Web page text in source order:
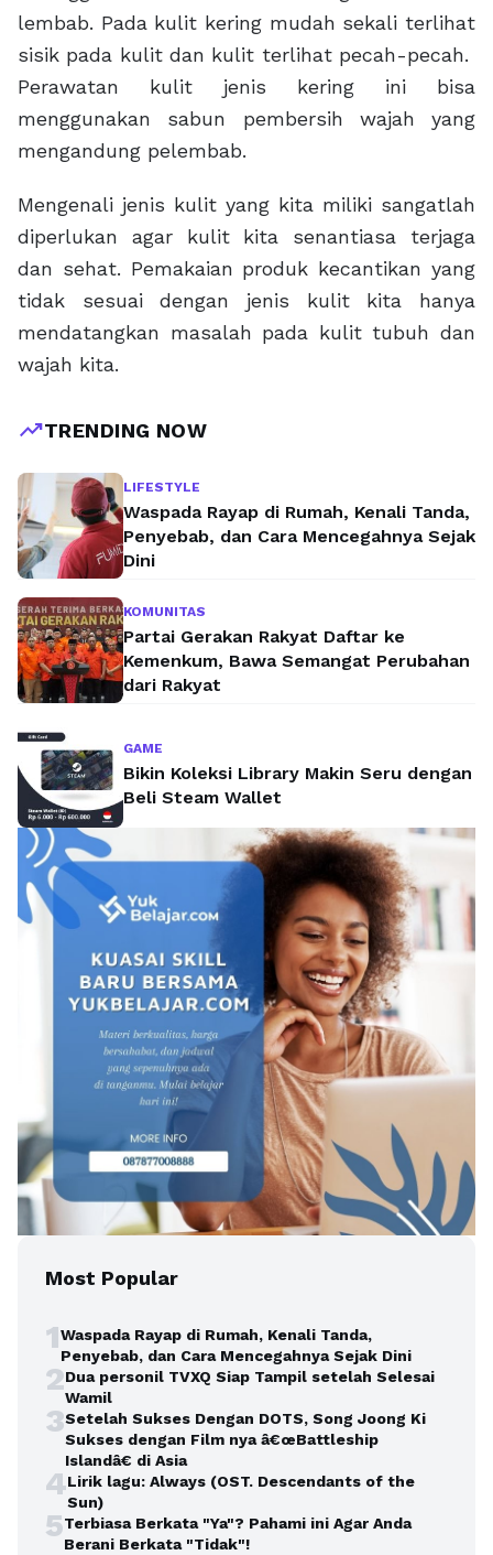
lembab. Pada kulit kering mudah sekali terlihat
sisik pada kulit dan kulit terlihat pecah-pecah.
Perawatan kulit jenis kering ini bisa
menggunakan sabun pembersih wajah yang
mengandung pelembab.
Mengenali jenis kulit yang kita miliki sangatlah
diperlukan agar kulit kita senantiasa terjaga
dan sehat. Pemakaian produk kecantikan yang
tidak sesuai dengan jenis kulit kita hanya
mendatangkan masalah pada kulit tubuh dan
wajah kita.
trending_upTRENDING NOW
LIFESTYLE
Waspada Rayap di Rumah, Kenali Tanda,
Penyebab, dan Cara Mencegahnya Sejak
Dini
KOMUNITAS
Partai Gerakan Rakyat Daftar ke
Kemenkum, Bawa Semangat Perubahan
dari Rakyat
GAME
Bikin Koleksi Library Makin Seru dengan
Beli Steam Wallet
Most Popular
1Waspada Rayap di Rumah, Kenali Tanda,
Penyebab, dan Cara Mencegahnya Sejak Dini
2Dua personil TVXQ Siap Tampil setelah Selesai
Wamil
3Setelah Sukses Dengan DOTS, Song Joong Ki
Sukses dengan Film nya â€œBattleship
Islandâ€ di Asia
4Lirik lagu: Always (OST. Descendants of the
Sun)
5Terbiasa Berkata "Ya"? Pahami ini Agar Anda
Berani Berkata "Tidak"!